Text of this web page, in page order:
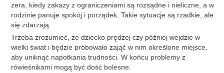
zera, kiedy zakazy z ograniczeniami są rozsądne i nieliczne, a w
rodzinie panuje spokój i porządek. Takie sytuacje są rzadkie, ale
się zdarzają.
Trzeba zrozumieć, że dziecko prędzej czy później wejdzie w
wielki świat i będzie próbowało zająć w nim określone miejsce,
aby uniknąć napotkania trudności. W końcu problemy z
rówieśnikami mogą być dość bolesne.